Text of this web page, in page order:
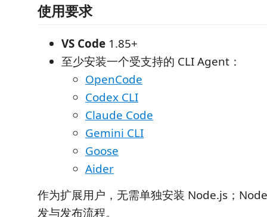
使用要求
VS Code 1.85+
至少安装一个受支持的 CLI Agent：
OpenCode
Codex CLI
Claude Code
Gemini CLI
Goose
Aider
作为扩展用户，无需单独安装 Node.js；
发与发布流程。